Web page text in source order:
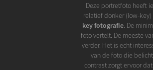
Deze portretfoto heeft
relatief donker (low-
key fotografie. De
foto vertelt. De meeste
verder. Het is echt
van de foto die
contrast zorgt ervoor